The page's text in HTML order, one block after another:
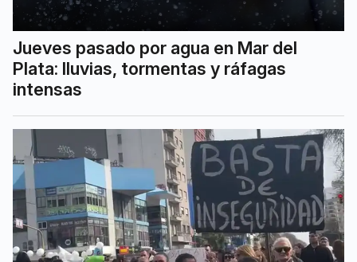
Jueves pasado por agua en Mar del
Plata: lluvias, tormentas y ráfagas
intensas